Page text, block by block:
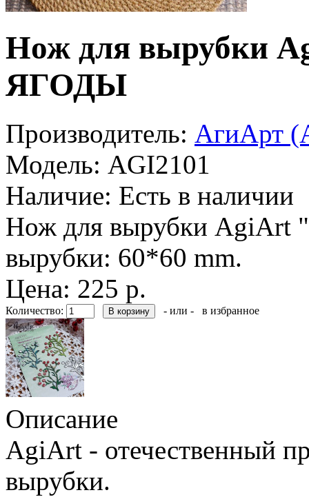
Нож для вырубки
ЯГОДЫ
Производитель: АгиАрт
Модель: AGI2101
Наличие: Есть в наличии
Нож для вырубки AgiArt
вырубки: 60*60 mm.
Цена: 225 р.
Количество: - или - в избранное
Описание
AgiArt - отечественный
вырубки.